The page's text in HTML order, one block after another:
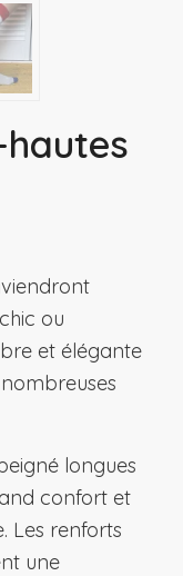
ou
et élégante
longues
confort et
Les renforts
une